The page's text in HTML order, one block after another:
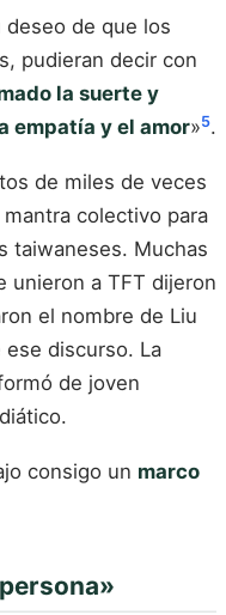
de que los
pudieran decir con
la suerte y
empatía y el amor»5.
de miles de veces
colectivo para
taiwaneses. Muchas
unieron a TFT dijeron
el nombre de Liu
discurso. La
de joven
consigo un marco